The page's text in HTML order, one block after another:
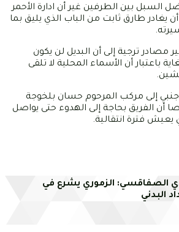
السبل بين الطرفين غير أن ادارة الأحمر
يغادر طارق ثابت من الباب الذي يليق بما
ترجية إلى أن البديل لن يكون
باعتبار أن الأسماء المحلية لا تلقى
إلى مركب المرحوم حسان بلخوجة
الفريق بحاجة إلى الهدوء حتى يواصل
يعيش فترة انتقالية.
الصفاقسي: الزموري يشرع في
البدني